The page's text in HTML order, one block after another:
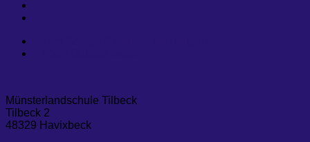
Münsterlandschule Tilbeck
Tilbeck 2
48329 Havixbeck